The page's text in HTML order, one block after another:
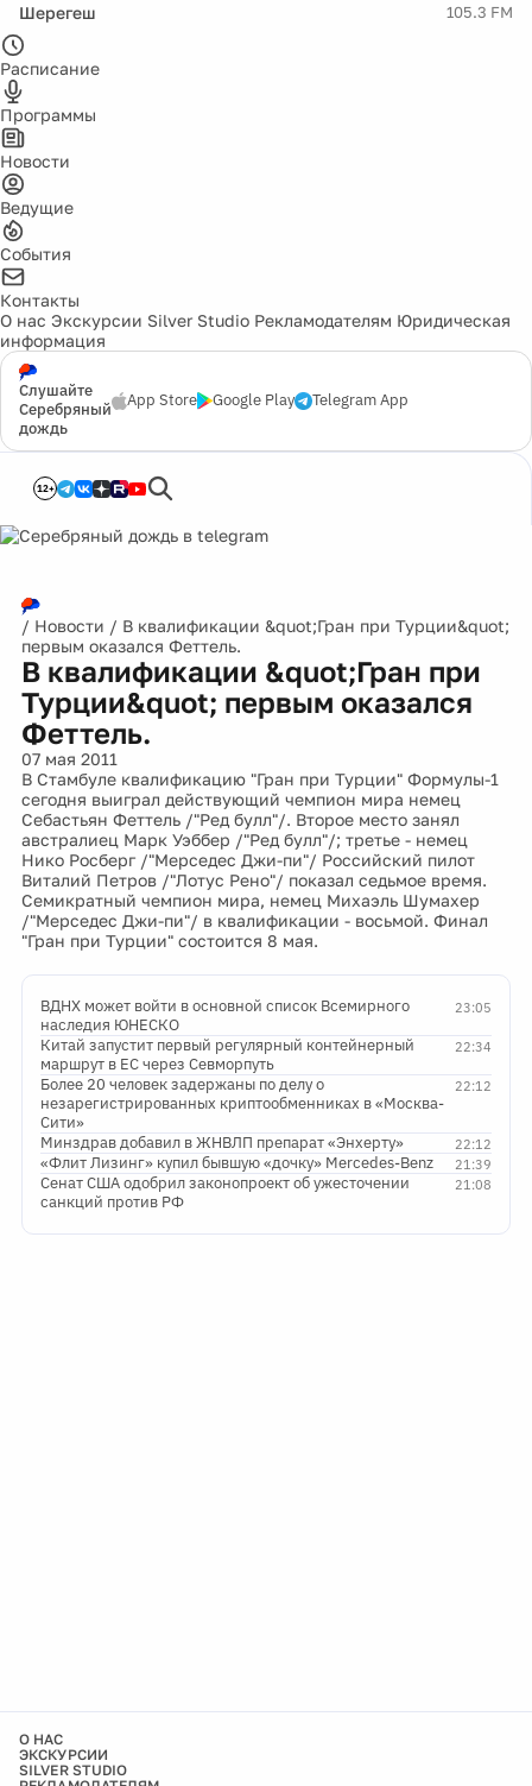
Шерегеш 105.3 FM
Расписание
Программы
Новости
Ведущие
События
Контакты
О нас Экскурсии Silver Studio Рекламодателям Юридическая
информация
Слушайте
Серебряный
дождь
App Store Google Play Telegram App
12+
/ Новости / В квалификации &quot;Гран при Турции&quot;
первым оказался Феттель.
В квалификации &quot;Гран при
Турции&quot; первым оказался
Феттель.
07 мая 2011
В Стамбуле квалификацию "Гран при Турции" Формулы-1
сегодня выиграл действующий чемпион мира немец
Себастьян Феттель /"Ред булл"/. Второе место занял
австралиец Марк Уэббер /"Ред булл"/; третье - немец
Нико Росберг /"Мерседес Джи-пи"/ Российский пилот
Виталий Петров /"Лотус Рено"/ показал седьмое время.
Семикратный чемпион мира, немец Михаэль Шумахер
/"Мерседес Джи-пи"/ в квалификации - восьмой. Финал
"Гран при Турции" состоится 8 мая.
23:05
ВДНХ может войти в основной список Всемирного
наследия ЮНЕСКО
22:34
Китай запустит первый регулярный контейнерный
маршрут в ЕС через Севморпуть
22:12
Более 20 человек задержаны по делу о
незарегистрированных криптообменниках в «Москва-
Сити»
22:12
Минздрав добавил в ЖНВЛП препарат «Энхерту»
21:39
«Флит Лизинг» купил бывшую «дочку» Mercedes-Benz
21:08
Сенат США одобрил законопроект об ужесточении
санкций против РФ
О НАС
ЭКСКУРСИИ
SILVER STUDIO